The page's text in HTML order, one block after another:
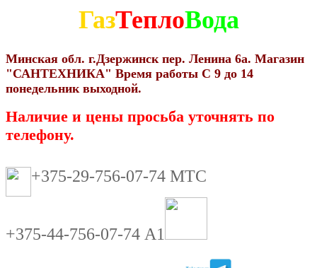
ГазТеплоВода
Минская обл. г.Дзержинск пер. Ленина 6а. Магазин
"САНТЕХНИКА" Время работы С 9 до 14
понедельник выходной.
Наличие и цены просьба уточнять по
телефону.
+375-29-756-07-74 МТС
+375-44-756-07-74 А1